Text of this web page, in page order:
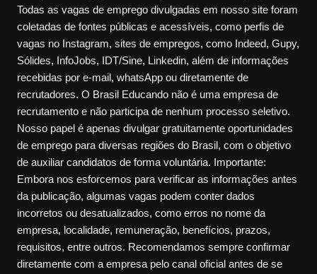
Todas as vagas de emprego divulgadas em nosso site foram
coletadas de fontes públicas e acessíveis, como perfis de
vagas no Instagram, sites de empregos, como Indeed, Gupy,
Sólides, InfoJobs, IDT/Sine, Linkedin, além de informações
recebidas por e-mail, whatsApp ou diretamente de
recrutadores. O Brasil Educando não é uma empresa de
recrutamento e não participa de nenhum processo seletivo.
Nosso papel é apenas divulgar gratuitamente oportunidades
de emprego para diversas regiões do Brasil, com o objetivo
de auxiliar candidatos de forma voluntária. Importante:
Embora nos esforcemos para verificar as informações antes
da publicação, algumas vagas podem conter dados
incorretos ou desatualizados, como erros no nome da
empresa, localidade, remuneração, benefícios, prazos,
requisitos, entre outros. Recomendamos sempre confirmar
diretamente com a empresa pelo canal oficial antes de se